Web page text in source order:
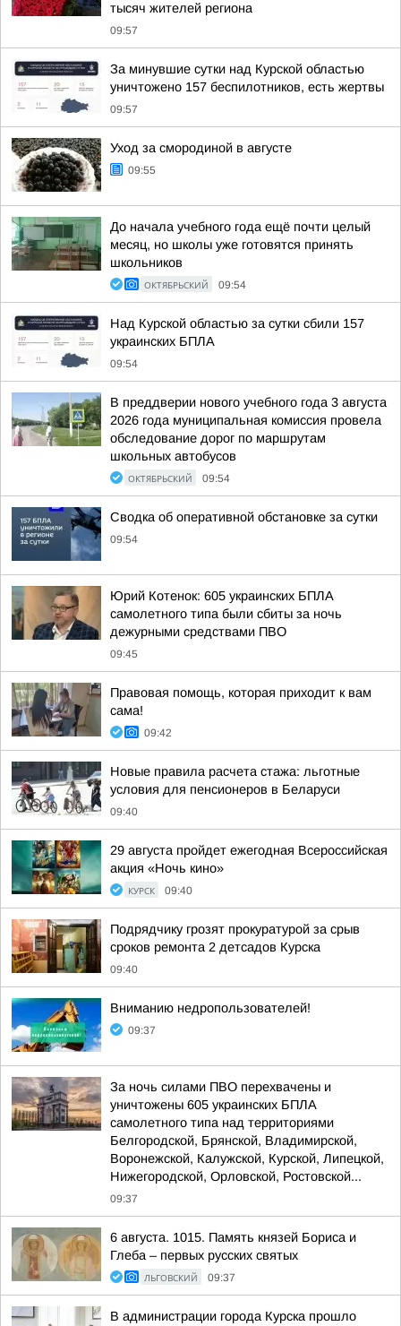
тысяч жителей региона
09:57
За минувшие сутки над Курской областью
уничтожено 157 беспилотников, есть жертвы
09:57
Уход за смородиной в августе
09:55
До начала учебного года ещё почти целый
месяц, но школы уже готовятся принять
школьников
ОКТЯБРЬСКИЙ 09:54
Над Курской областью за сутки сбили 157
украинских БПЛА
09:54
В преддверии нового учебного года 3 августа
2026 года муниципальная комиссия провела
обследование дорог по маршрутам
школьных автобусов
ОКТЯБРЬСКИЙ 09:54
Сводка об оперативной обстановке за сутки
09:54
Юрий Котенок: 605 украинских БПЛА
самолетного типа были сбиты за ночь
дежурными средствами ПВО
09:45
Правовая помощь, которая приходит к вам
сама!
09:42
Новые правила расчета стажа: льготные
условия для пенсионеров в Беларуси
09:40
29 августа пройдет ежегодная Всероссийская
акция «Ночь кино»
КУРСК 09:40
Подрядчику грозят прокуратурой за срыв
сроков ремонта 2 детсадов Курска
09:40
Вниманию недропользователей!
09:37
За ночь силами ПВО перехвачены и
уничтожены 605 украинских БПЛА
самолетного типа над территориями
Белгородской, Брянской, Владимирской,
Воронежской, Калужской, Курской, Липецкой,
Нижегородской, Орловской, Ростовской...
09:37
6 августа. 1015. Память князей Бориса и
Глеба – первых русских святых
ЛЬГОВСКИЙ 09:37
В администрации города Курска прошло